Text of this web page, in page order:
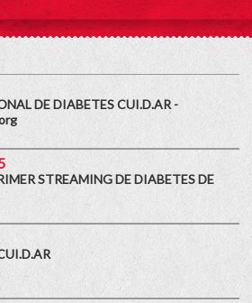
DE DIABETES CUI.D.AR -
STREAMING DE DIABETES DE